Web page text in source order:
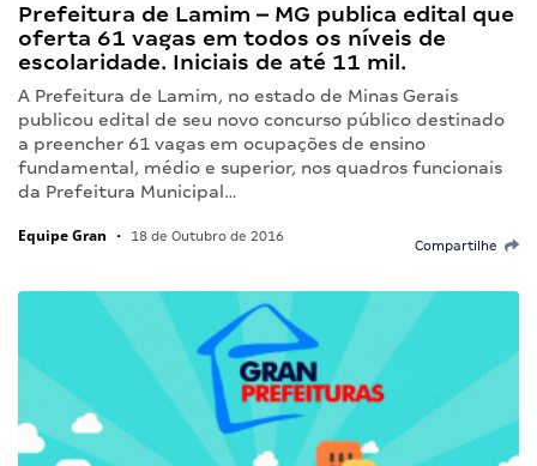
Prefeitura de Lamim – MG publica edital que
oferta 61 vagas em todos os níveis de
escolaridade. Iniciais de até 11 mil.
A Prefeitura de Lamim, no estado de Minas Gerais
publicou edital de seu novo concurso público destinado
a preencher 61 vagas em ocupações de ensino
fundamental, médio e superior, nos quadros funcionais
da Prefeitura Municipal…
Equipe Gran • 18 de Outubro de 2016
Compartilhe